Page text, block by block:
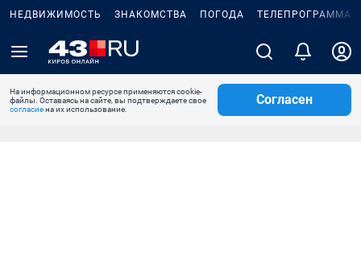
НЕДВИЖИМОСТЬ ЗНАКОМСТВА ПОГОДА ТЕЛЕПРОГРАММА
На информационном ресурсе применяются cookie-
файлы. Оставаясь на сайте, вы подтверждаете свое
согласиена их использование.
Согласен